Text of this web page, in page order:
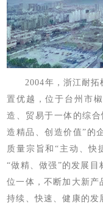
2004年， 浙江耐拓
置优越，位于 台州市
造、贸易于一体的综合
造精品、创造价值”的
质量宗旨和“主动、快
“做精、做强”的发展目
位一体，不断加大新产
持续
、快速、健康的发